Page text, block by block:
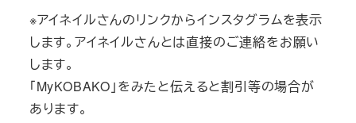
※アイネイルさんのリンクからインスタグラムを表示
します。アイネイルさんとは直接のご連絡をお願い
します。
「MyKOBAKO」をみたと伝えると割引等の場合が
あります。